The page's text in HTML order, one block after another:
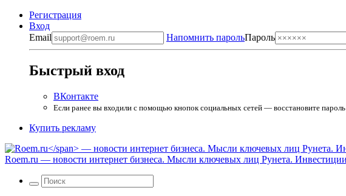
Регистрация
Вход
Email
Напомнить парольПароль
Быстрый вход
ВКонтакте
Если ранее вы входили с помощью кнопок социальных сетей — восстановите
Купить рекламу
Roem.ru — новости интернет бизнеса. Мысли ключевых лиц Рунета.